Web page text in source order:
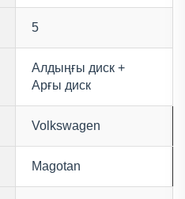
5
Алдыңғы диск +
Арғы диск
Volkswagen
Magotan